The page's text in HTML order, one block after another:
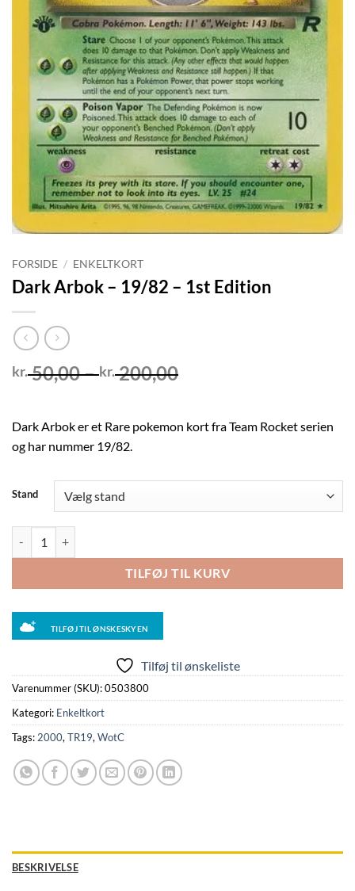
FORSIDE / ENKELTKORT
Dark Arbok – 19/82 – 1st Edition
kr.50,00– kr.200,00Prisinterval:
kr. 200,00
Dark Arbok er et Rare pokemon kort fra Team Rocket serien
og har nummer 19/82.
Stand
TILFØJ TIL KURV
TILFØJ TIL ØNSKESKYEN
Tilføj til ønskeliste
Varenummer (SKU):0503800
Kategori: Enkeltkort
Tags: 2000, TR19, WotC
BESKRIVELSE